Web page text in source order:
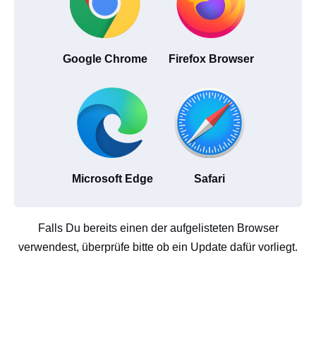
Google Chrome Firefox Browser
Microsoft Edge Safari
Falls Du bereits einen der aufgelisteten Browser
verwendest, überprüfe bitte ob ein Update dafür vorliegt.